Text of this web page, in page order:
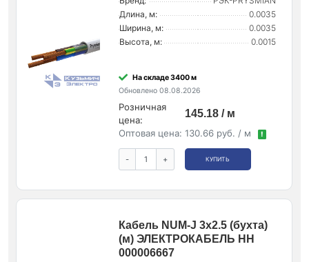
Длина, м:
0.0035
Ширина, м:
0.0035
Высота, м:
0.0015
На складе 3400 м
Обновлено 08.08.2026
Розничная
цена:
145.18 / м
Оптовая цена: 130.66 руб. / м !
- + КУПИТЬ
Кабель NUM-J 3х2.5 (бухта)
(м) ЭЛЕКТРОКАБЕЛЬ НН
000006667